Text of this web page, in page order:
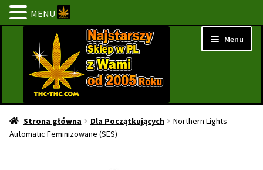
nawigacji
treści
Menu
Strona Główna
Strona główna Dla Początkujących
Northern Lights
Automatic Feminizowane (SES)
MENU